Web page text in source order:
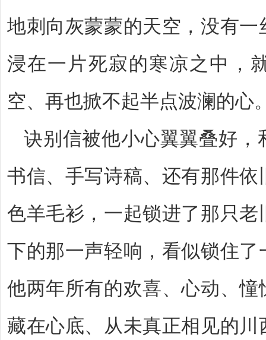
地刺向灰蒙蒙的天空，没有
浸在一片死寂的寒凉之中，
空、再也掀不起半点波澜的心
诀别信被他小心翼翼叠好，
书信、手写诗稿、还有那件
色羊毛衫，一起锁进了那只
下的那一声轻响，看似锁住
他两年所有的欢喜、心动、
藏在心底、从未真正相见的